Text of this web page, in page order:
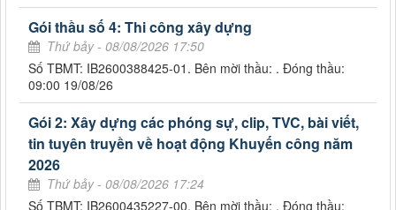
Gói thầu số 4: Thi công xây dựng
Thứ bảy - 08/08/2026 17:50
Số TBMT: IB2600388425-01. Bên mời thầu: . Đóng thầu:
09:00 19/08/26
Gói 2: Xây dựng các phóng sự, clip, TVC, bài viết,
tin tuyên truyền về hoạt động Khuyến công năm
2026
Thứ bảy - 08/08/2026 17:24
Số TBMT: IB2600435227-00. Bên mời thầu: . Đóng thầu: